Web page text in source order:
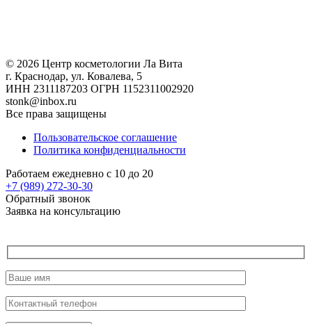
© 2026 Центр косметологии Ла Вита
г. Краснодар, ул. Ковалева, 5
ИНН 2311187203 ОГРН 1152311002920
stonk@inbox.ru
Все права защищены
Пользовательское соглашение
Политика конфиденциальности
Работаем ежедневно с 10 до 20
+7 (989) 272-30-30
Обратный звонок
Заявка на консультацию